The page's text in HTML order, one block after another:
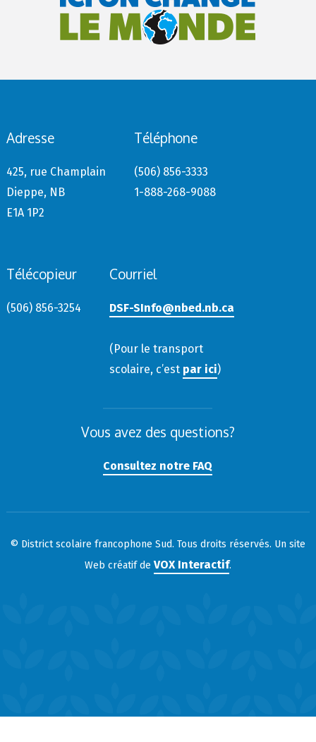
Adresse
425, rue Champlain
Dieppe, NB
E1A 1P2
Téléphone
(506) 856-3333
1-888-268-9088
Télécopieur
(506) 856-3254
Courriel
DSF-SInfo@nbed.nb.ca
(Pour le transport
scolaire, c’est par ici)
Vous avez des questions?
Consultez notre FAQ
© District scolaire francophone Sud. Tous droits réservés. Un site
Web créatif de VOX Interactif.